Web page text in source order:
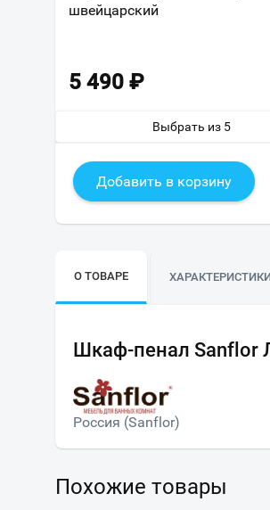
швейцарский
5 490 ₽
Выбрать из 5
Добавить в корзину
О ТОВАРЕ
Шкаф-пенал Sanflor
Россия (Sanflor)
Похожие товары